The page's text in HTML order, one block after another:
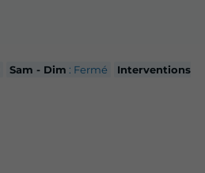
Sam - Dim : Fermé
Interventions